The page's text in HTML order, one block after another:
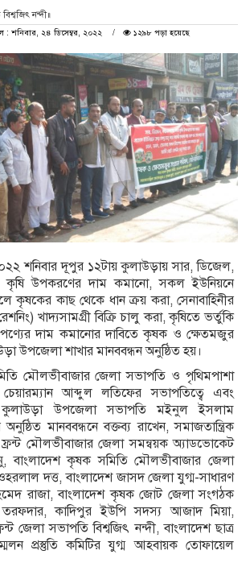
বিশ্বজিৎ নন্দী॥
: শনিবার, ২৪ ডিসেম্বর, ২০২২
১২৯৮ পড়া হয়েছে
শনিবার দূপুর ১২টায় কুলাউড়ায় সার, ডিজেল,
উপকরণের দাম কমানো, সকল ইউনিয়নে
কৃষকের কাছ থেকে ধান ক্রয় করা, সেনাবাহিনীর
খাদ্যসামগ্রী বিক্রি চালু করা, কৃষিতে ভর্তুকি
দাম কমানোর দাবিতে কৃষক ও ক্ষেতমজুর
উপজেলা শাখার মানববন্ধন অনুষ্ঠিত হয়।
মৌলভীবাজার জেলা সভাপতি ও পৃথিমপাশা
আব্দুল লতিফের সভাপতিত্বে এবং
কুলাউড়া উপজেলা সভাপতি মইনুল ইসলাম
মানববন্ধনে বক্তব্য রাখেন, সমাজতান্ত্রিক
মৌলভীবাজার জেলা সমন্বয়ক অ্যাডভোকেট
বাংলাদেশ কৃষক সমিতি মৌলভীবাজার জেলা
দত্ত, বাংলাদেশ জাসদ জেলা যুগ্ম-সাধারণ
রাজা, বাংলাদেশ কৃষক জোট জেলা সংগঠক
কাদিপুর ইউপি সদস্য আজাদ মিয়া,
জেলা সভাপতি বিশ্বজিৎ নন্দী, বাংলাদেশ ছাত্র
প্রস্তুতি কমিটির যুগ্ম আহবায়ক তোফায়েল